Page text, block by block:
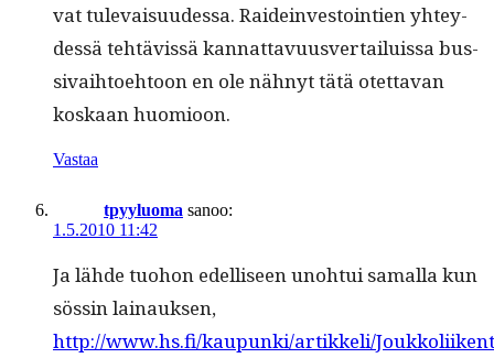
vat tule­vaisu­udessa. Raidein­vestoin­tien yhtey­
dessä tehtävis­sä kan­nat­tavu­usver­tailuis­sa bus­
si­vai­h­toe­htoon en ole näh­nyt tätä otet­ta­van
koskaan huomioon.
Vastaa
tpyyluoma sanoo:
1.5.2010 11:42
Ja lähde tuo­hon edel­liseen uno­h­tui samal­la kun
sössin lain­auk­sen,
http://www.hs.fi/kaupunki/artikkeli/